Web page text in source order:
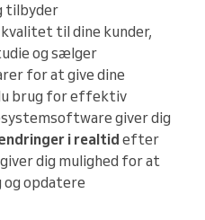
tilbyder
til dine kunder,
og sælger
for at give dine
brug for effektiv
giver dig
i realtid efter
dig mulighed for at
opdatere